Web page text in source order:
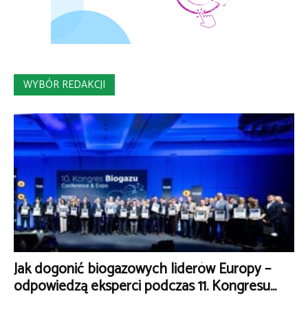
WYBÓR REDAKCJI
Jak dogonić biogazowych liderów Europy –
odpowiedzą eksperci podczas 11. Kongresu...